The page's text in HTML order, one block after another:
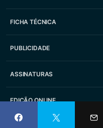
FICHA TÉCNICA
PUBLICIDADE
ASSINATURAS
EDIÇÃO ONLINE